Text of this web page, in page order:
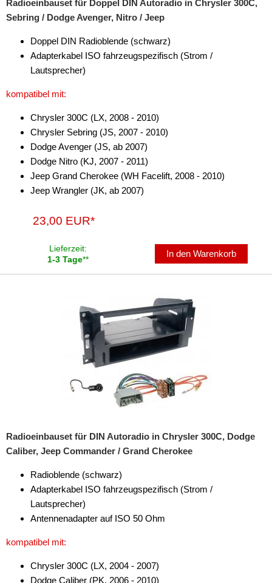
Lautsprecherringe
Marderschutz
Multimediainterface
Parkscheiben
Radioadapter
Radioblenden
Radioeinbausets
für Alfa Romeo
für Audi
für BMW
C300
Neon
PT Cruiser
Sebring
Town&Country
Radioeinbauset für Doppel DIN Autoradio in Chrysler 300C,
Sebring / Dodge Avenger, Nitro / Jeep
Doppel DIN Radioblende (schwarz)
Adapterkabel ISO fahrzeugspezifisch (Strom /
Lautsprecher)
kompatibel mit:
Chrysler 300C (LX, 2008 - 2010)
Chrysler Sebring (JS, 2007 - 2010)
Dodge Avenger (JS, ab 2007)
Dodge Nitro (KJ, 2007 - 2011)
Jeep Grand Cherokee (WH Facelift, 2008 - 2010)
Jeep Wrangler (JK, ab 2007)
23,00 EUR*
Lieferzeit:
1-3 Tage**
In den Warenkorb
Radioeinbauset für DIN Autoradio in Chrysler 300C, Dodge
Caliber, Jeep Commander / Grand Cherokee
Radioblende (schwarz)
Adapterkabel ISO fahrzeugspezifisch (Strom /
Lautsprecher)
Antennenadapter auf ISO 50 Ohm
kompatibel mit:
Chrysler 300C (LX, 2004 - 2007)
Dodge Caliber (PK, 2006 - 2010)